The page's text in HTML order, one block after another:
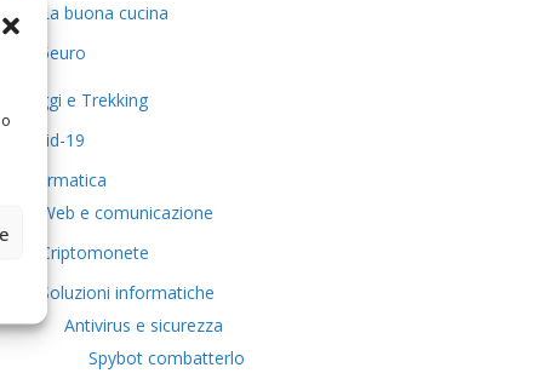
La buona cucina
5euro
Viaggi e Trekking
Covid-19
Informatica
Web e comunicazione
Criptomonete
Soluzioni informatiche
Antivirus e sicurezza
Spybot combatterlo